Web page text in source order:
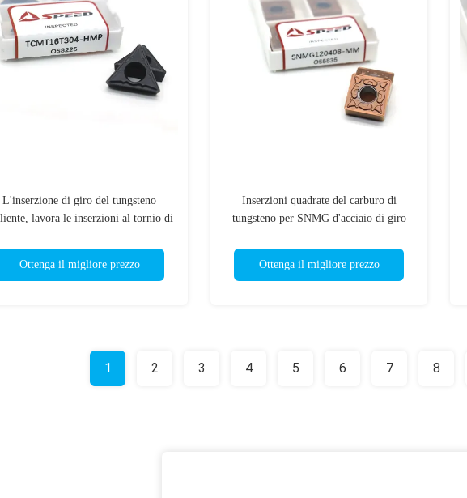
L'inserzione di giro del tungsteno
lavora le inserzioni al tornio di
Ottenga il migliore prezzo
Inserzioni quadrate del carburo di
tungsteno per SNMG d'acciaio di giro
Ottenga il migliore prezzo
1 2 3 4 5 6 7 8